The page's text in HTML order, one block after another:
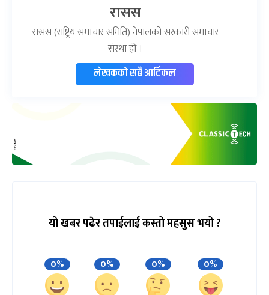
रासस
रासस (राष्ट्रिय समाचार समिति) नेपालको सरकारी समाचार
संस्था हो ।
लेखकको सबै आर्टिकल
यो खबर पढेर तपाईलाई कस्तो महसुस भयो ?
0% 0% 0% 0%